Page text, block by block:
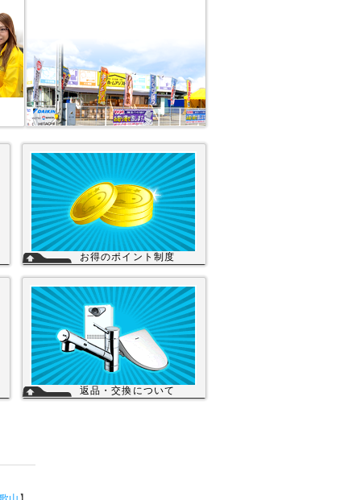
詳細を見る
お得のポイント制度
いただきましたお客様には、商品購入ご
とにポイントを付与いたします。お貯め
いただきましたポイントは、次回のお買
い物にご利用いただくことができます。
会員登録されてもご案内メールは当店を
思い出してほしいと思う程度にさせて頂
いてます。
返品・交換について